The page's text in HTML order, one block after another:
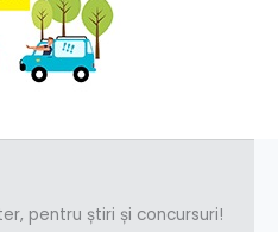
pentru știri și concursuri!